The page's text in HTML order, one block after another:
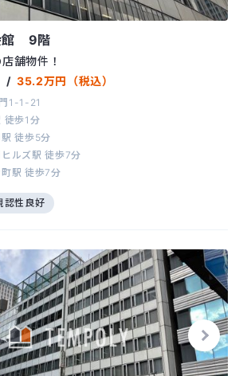
館 9階
舗物件！
/35.2万円（税込）
1-1-21
徒歩1分
駅徒歩5分
ヒルズ駅徒歩7分
町駅徒歩7分
認性良好